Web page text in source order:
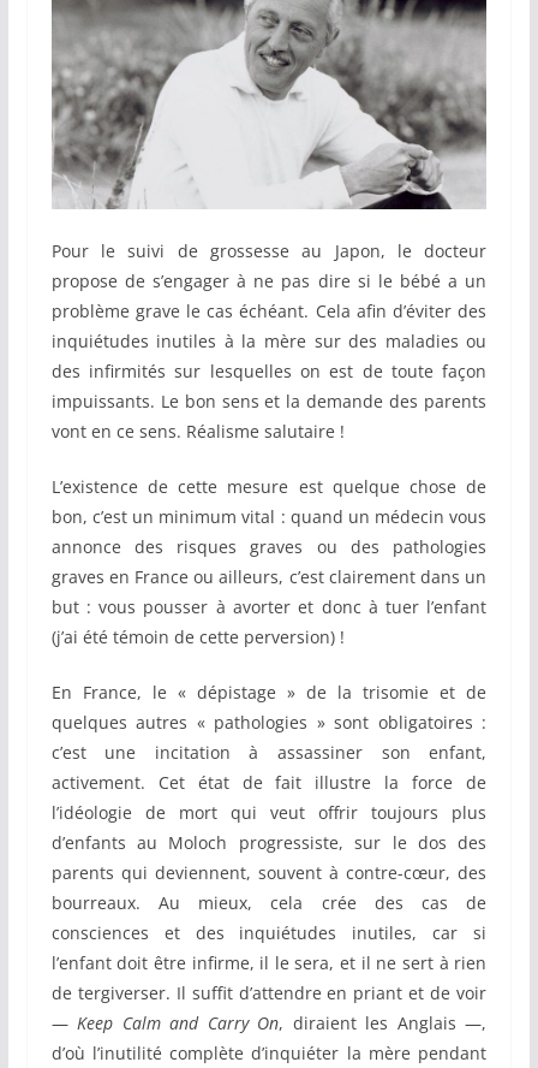
Pour le suivi de grossesse au Japon, le docteur
propose de s’engager à ne pas dire si le bébé a un
problème grave le cas échéant. Cela afin d’éviter des
inquiétudes inutiles à la mère sur des maladies ou
des infirmités sur lesquelles on est de toute façon
impuissants. Le bon sens et la demande des parents
vont en ce sens. Réalisme salutaire !
L’existence de cette mesure est quelque chose de
bon, c’est un minimum vital : quand un médecin vous
annonce des risques graves ou des pathologies
graves en France ou ailleurs, c’est clairement dans un
but : vous pousser à avorter et donc à tuer l’enfant
(j’ai été témoin de cette perversion) !
En France, le « dépistage » de la trisomie et de
quelques autres « pathologies » sont obligatoires :
c’est une incitation à assassiner son enfant,
activement. Cet état de fait illustre la force de
l’idéologie de mort qui veut offrir toujours plus
d’enfants au Moloch progressiste, sur le dos des
parents qui deviennent, souvent à contre-cœur, des
bourreaux. Au mieux, cela crée des cas de
consciences et des inquiétudes inutiles, car si
l’enfant doit être infirme, il le sera, et il ne sert à rien
de tergiverser. Il suffit d’attendre en priant et de voir
—Keep Calm and Carry On, diraient les Anglais —,
d’où l’inutilité complète d’inquiéter la mère pendant